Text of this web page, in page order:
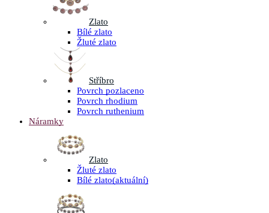
Zlato
Bílé zlato
Žluté zlato
Stříbro
Povrch pozlaceno
Povrch rhodium
Povrch ruthenium
Náramky
Zlato
Žluté zlato
Bílé zlato(aktuální)